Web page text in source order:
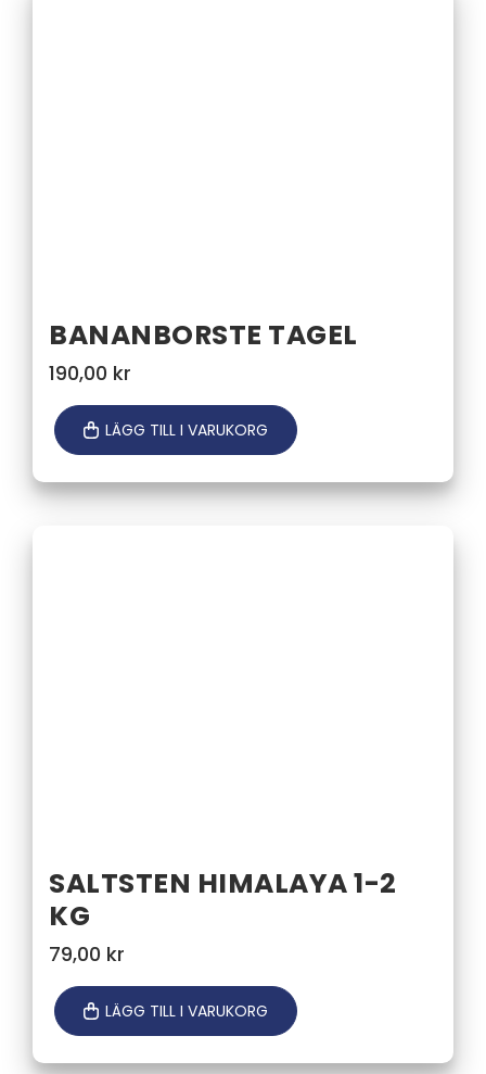
BANANBORSTE TAGEL
190,00 kr
LÄGG TILL I VARUKORG
SALTSTEN HIMALAYA 1-2
KG
79,00 kr
LÄGG TILL I VARUKORG